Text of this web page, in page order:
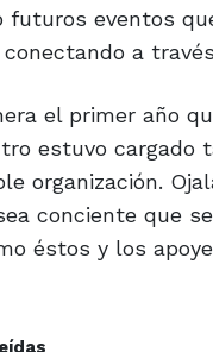
futuros eventos
conectando a
el primer año
estuvo cargado
organización.
conciente que
éstos y los